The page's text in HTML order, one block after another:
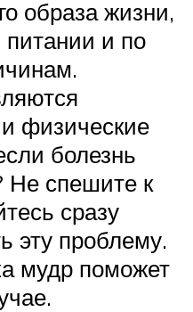
образа жизни,
и по
физические
болезнь
Не спешите к
сразу
эту проблему.
мудр поможет